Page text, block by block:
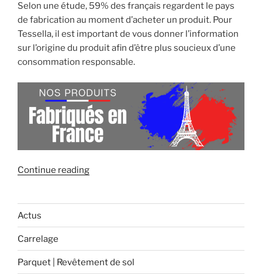
Selon une étude, 59% des français regardent le pays
de fabrication au moment d’acheter un produit. Pour
Tessella, il est important de vous donner l’information
sur l’origine du produit afin d’être plus soucieux d’une
consommation responsable.
Continue reading« Équipez-
produits
en
France
Actus
Carrelage
Parquet | Revêtement de sol